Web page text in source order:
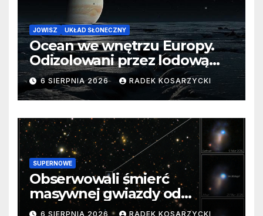
JOWISZ UKŁAD SŁONECZNY
Ocean we wnętrzu Europy.
Odizolowani przez lodową
barierę
6 SIERPNIA 2026 RADEK KOSARZYCKI
SUPERNOWE
Obserwowali śmierć
masywnej gwiazdy od
samego początku. Niezwykle
6 SIERPNIA 2026 RADEK KOSARZYCKI